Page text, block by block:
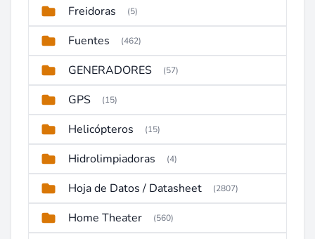
Freidoras (5)
Fuentes (462)
GENERADORES (57)
GPS (15)
Helicópteros (15)
Hidrolimpiadoras (4)
Hoja de Datos / Datasheet (2807)
Home Theater (560)